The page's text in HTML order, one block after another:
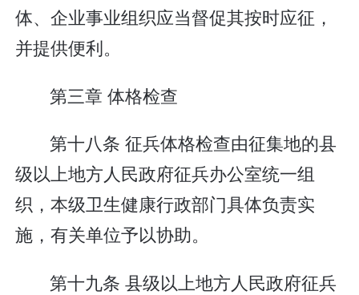
体、企业事业组织应当督促其按时应征，
并提供便利。
第三章 体格检查
第十八条 征兵体格检查由征集地的县
级以上地方人民政府征兵办公室统一组
织，本级卫生健康行政部门具体负责实
施，有关单位予以协助。
第十九条 县级以上地方人民政府征兵